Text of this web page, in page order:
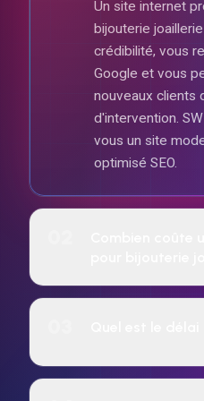
Un site internet
bijouterie
crédibilité, vous
Google et vous
nouveaux clients
d'intervention.
vous un site
optimisé SEO.
Le tarif dépend
ou un
7 jours pour tous